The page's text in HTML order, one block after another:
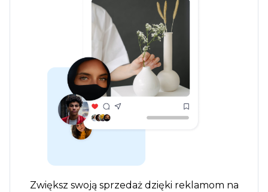
Zwiększ swoją sprzedaż dzięki reklamom na